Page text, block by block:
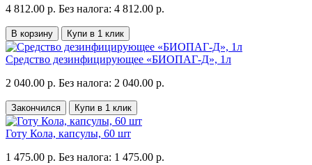
4 812.00 р. Без налога: 4 812.00 р.
В корзину Купи в 1 клик
Средство дезинфицирующее «БИОПАГ-Д», 1л
2 040.00 р. Без налога: 2 040.00 р.
Закончился Купи в 1 клик
Готу Кола, капсулы, 60 шт
1 475.00 р. Без налога: 1 475.00 р.